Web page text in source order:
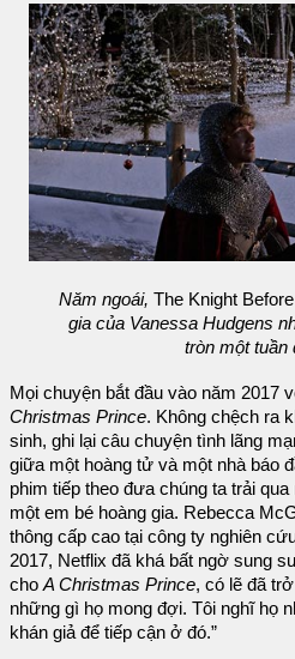
Năm ngoái, The Knight
gia của Vanessa Hudgens
tròn một tuần
Mọi chuyện bắt đầu vào năm 2017
Christmas Prince. Không chệch ra
sinh, ghi lại câu chuyện tình lãng
giữa một hoàng tử và một nhà báo
phim tiếp theo đưa chúng ta trải
một em bé hoàng gia. Rebecca
thông cấp cao tại công ty nghiên
2017, Netflix đã khá bất ngờ sung
cho A Christmas Prince, có lẽ đã
những gì họ mong đợi. Tôi nghĩ họ
khán giả để tiếp cận ở đó.”